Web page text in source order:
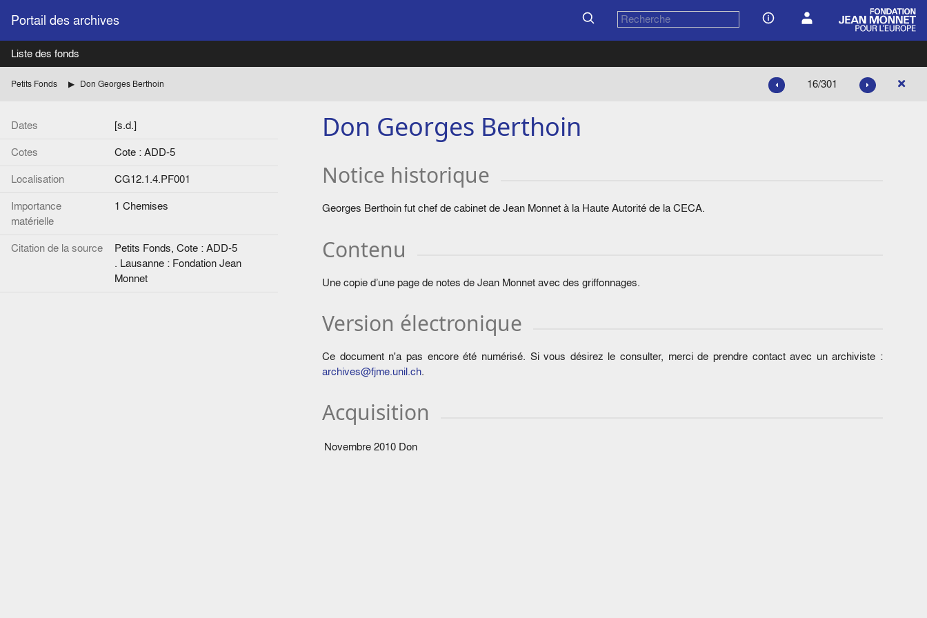
Portail des archives
Liste des fonds
Petits Fonds Don Georges Berthoin 16/301
Dates
[s.d.]
Cotes
Cote : ADD-5
Localisation
CG12.1.4.PF001
Importance
matérielle
1 Chemises
Citation de la source
Petits Fonds, Cote : ADD-5
. Lausanne : Fondation Jean
Monnet
Don Georges Berthoin
Notice historique
Georges Berthoin fut chef de cabinet de Jean Monnet à la Haute Autorité de la CECA.
Contenu
Une copie d’une page de notes de Jean Monnet avec des griffonnages.
Version électronique
Ce document n'a pas encore été numérisé. Si vous désirez le consulter, merci de prendre contact avec un archiviste :
archives@fjme.unil.ch.
Acquisition
Novembre 2010 Don